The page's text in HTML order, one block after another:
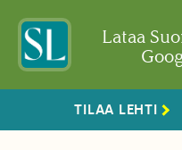
Lataa
TILAA LEHTI